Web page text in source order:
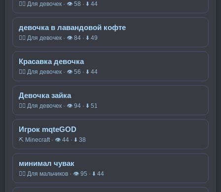
🧍‍♀️ Для девочек · 👁 58 · ⬇ 44
девочка в лавандовой кофте
🧍‍♀️ Для девочек · 👁 84 · ⬇ 49
Красавка девочка
🧍‍♀️ Для девочек · 👁 56 · ⬇ 44
Девочка зайка
🧍‍♀️ Для девочек · 👁 94 · ⬇ 51
Игрок mqteGOD
⛏️ Minecraft · 👁 44 · ⬇ 38
минимал чувак
🧍‍♂️ Для мальчиков · 👁 95 · ⬇ 44